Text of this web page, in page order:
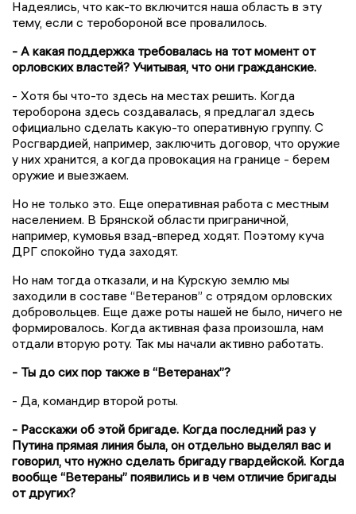
Надеялись, что как-то включится наша область в эту
тему, если с теробороной все провалилось.
- А какая поддержка требовалась на тот момент от
орловских властей? Учитывая, что они гражданские.
- Хотя бы что-то здесь на местах решить. Когда
тероборона здесь создавалась, я предлагал здесь
официально сделать какую-то оперативную группу. С
Росгвардией, например, заключить договор, что оружие
у них хранится, а когда провокация на границе - берем
оружие и выезжаем.
Но не только это. Еще оперативная работа с местным
населением. В Брянской области приграничной,
например, кумовья взад-вперед ходят. Поэтому куча
ДРГ спокойно туда заходят.
Но нам тогда отказали, и на Курскую землю мы
заходили в составе “Ветеранов” с отрядом орловских
добровольцев. Еще даже роты нашей не было, ничего не
формировалось. Когда активная фаза произошла, нам
отдали вторую роту. Так мы начали активно работать.
- Ты до сих пор также в “Ветеранах”?
- Да, командир второй роты.
- Расскажи об этой бригаде. Когда последний раз у
Путина прямая линия была, он отдельно выделял вас и
говорил, что нужно сделать бригаду гвардейской. Когда
вообще “Ветераны” появились и в чем отличие бригады
от других?